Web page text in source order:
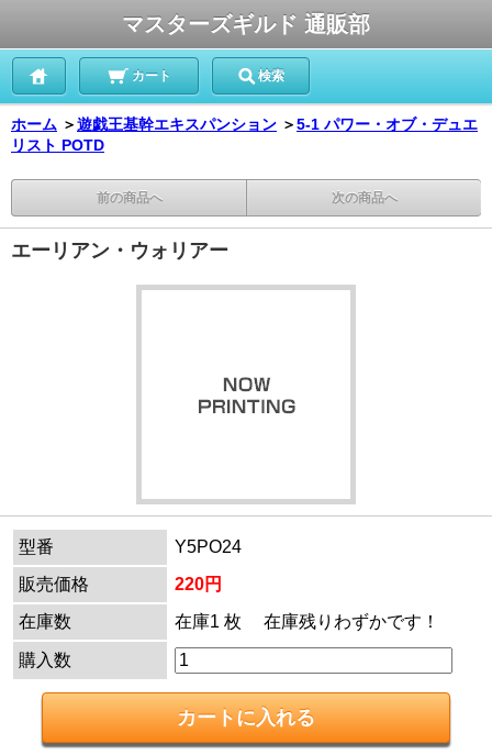
マスターズギルド 通販部
カート 検索
ホーム ＞遊戯王基幹エキスパンション ＞5-1 パワー・オブ・デュエ
リスト POTD
前の商品へ 次の商品へ
エーリアン・ウォリアー
型番
Y5PO24
販売価格
220円
在庫数
在庫1 枚 在庫残りわずかです！
購入数